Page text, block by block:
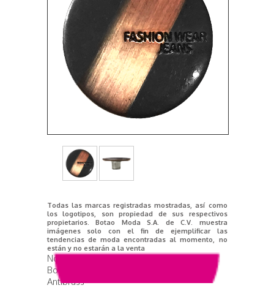
Todas las marcas registradas mostradas, así como
los logotipos, son propiedad de sus respectivos
propietarios. Botao Moda S.A. de C.V. muestra
imágenes solo con el fin de ejemplificar las
tendencias de moda encontradas al momento, no
están y no estarán a la venta
Nombre del producto
Botón Fashion Brushed Dark
Antibrass